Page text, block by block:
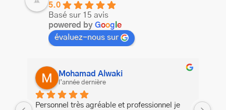
5.0
Basé sur 15 avis
powered by Goog e
évaluez-nous sur
Mohamad Alwaki
l’année dernière
Personnel très agréable et professionnel je